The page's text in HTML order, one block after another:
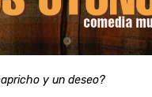
y un deseo?